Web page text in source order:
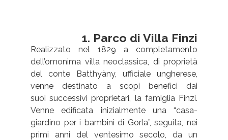
1. Parco di Villa Finzi
Realizzato nel 1829 a completamento
dell’omonima villa neoclassica, di proprietà
del conte Batthyàny, ufficiale ungherese,
venne destinato a scopi benefici dai
suoi successivi proprietari, la famiglia Finzi.
Venne edificata inizialmente una “casa-
giardino per i bambini di Gorla”, seguita, nei
primi anni del ventesimo secolo, da un